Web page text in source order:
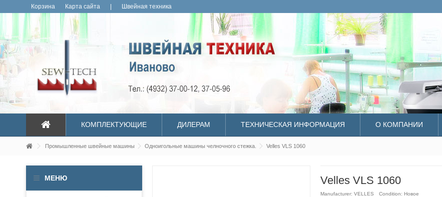
Корзина Карта сайта Швейная техника
КОМПЛЕКТУЮЩИЕ ДИЛЕРАМ ТЕХНИЧЕСКАЯ ИНФОРМАЦИЯ О КОМПАНИИ
Промышленные швейные машины Одноигольные машины челночного стежка. Velles VLS 1060
Velles VLS 1060
Manufacturer: VELLES Condition: Новое
МЕНЮ